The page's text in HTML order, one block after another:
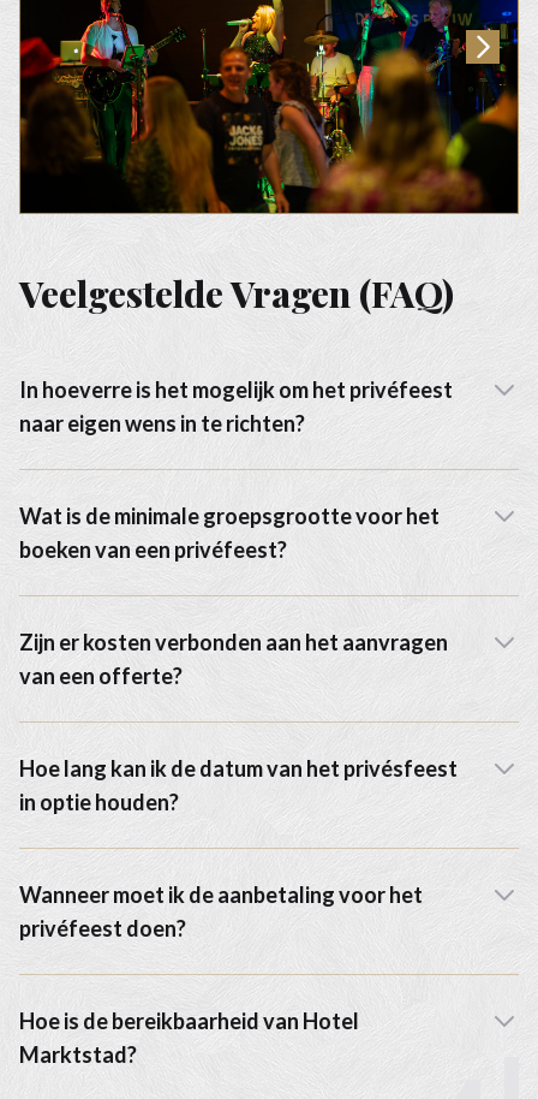
Veelgestelde Vragen (FAQ)
In hoeverre is het mogelijk om het privéfeest
naar eigen wens in te richten?
Wat is de minimale groepsgrootte voor het
boeken van een privéfeest?
Zijn er kosten verbonden aan het aanvragen
van een offerte?
Hoe lang kan ik de datum van het privésfeest
in optie houden?
Wanneer moet ik de aanbetaling voor het
privéfeest doen?
Hoe is de bereikbaarheid van Hotel
Marktstad?